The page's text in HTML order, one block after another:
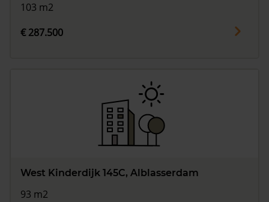
103 m2
€ 287.500
West Kinderdijk 145C, Alblasserdam
93 m2